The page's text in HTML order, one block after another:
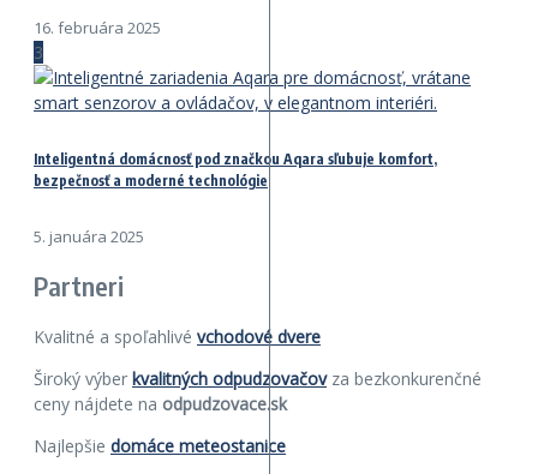
16. februára 2025
3
Inteligentná domácnosť pod značkou Aqara sľubuje komfort,
bezpečnosť a moderné technológie
5. januára 2025
Partneri
Kvalitné a spoľahlivé vchodové dvere
Široký výber kvalitných odpudzovačovza bezkonkurenčné
ceny nájdete na odpudzovace.sk
Najlepšie domáce meteostanice